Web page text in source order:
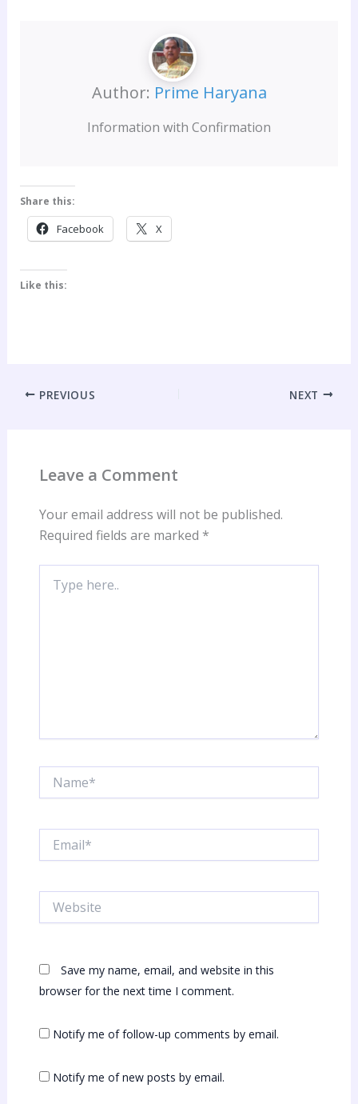
Author: Prime Haryana
Information with Confirmation
Share this:
Facebook X
Like this:
PREVIOUS NEXT
Leave a Comment
Your email address will not be published.
Required fields are marked *
here..
Save my name, email, and website in this
browser for the next time I comment.
Notify me of follow-up comments by email.
Notify me of new posts by email.